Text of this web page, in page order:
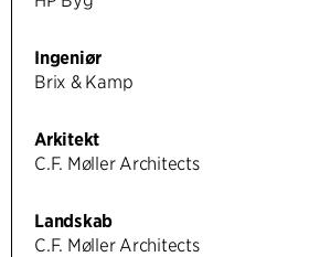
Ingeniør
Brix & Kamp
Arkitekt
C.F. Møller Architects
Landskab
C.F. Møller Architects